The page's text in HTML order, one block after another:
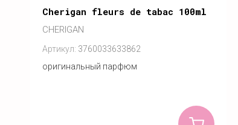
Cherigan fleurs de tabac 100ml
CHERIGAN
Артикул: 3760033633862
оригинальный парфюм